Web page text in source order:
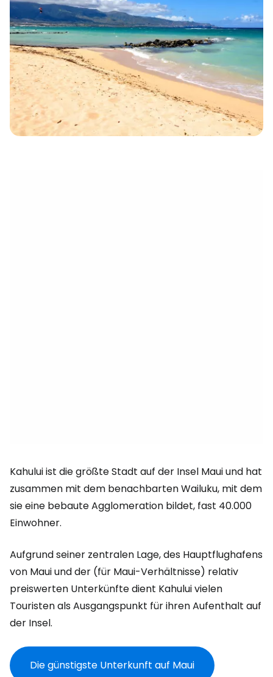
Kahului ist die größte Stadt auf der Insel Maui und hat
zusammen mit dem benachbarten Wailuku, mit dem
sie eine bebaute Agglomeration bildet, fast 40.000
Einwohner.
Aufgrund seiner zentralen Lage, des Hauptflughafens
von Maui und der (für Maui-Verhältnisse) relativ
preiswerten Unterkünfte dient Kahului vielen
Touristen als Ausgangspunkt für ihren Aufenthalt auf
der Insel.
Die günstigste Unterkunft auf Maui